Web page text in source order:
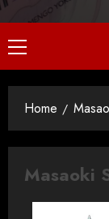
Home
Masaoki